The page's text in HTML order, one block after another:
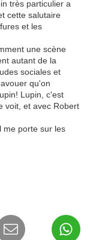
très particulier a
cette salutaire
et les
une scène
autant de la
sociales et
qu'on
Lupin, c'est
voit, et avec Robert
me porte sur les